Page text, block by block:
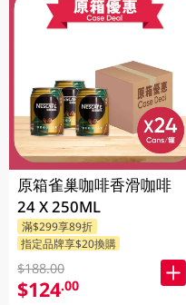
原箱雀巢咖啡香滑咖啡
24 X 250ML
滿$299享89折
指定品牌享$20換購
$188.00
$124.00